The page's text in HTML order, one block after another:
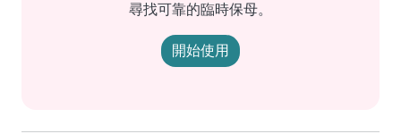
尋找可靠的臨時保母。
開始使用